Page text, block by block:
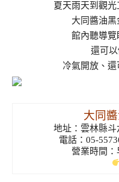
夏天雨天到觀光
大同醬油
館內聽導覽
還可
冷氣開放、
大同
地址：雲林縣
電話：05-
營業時間